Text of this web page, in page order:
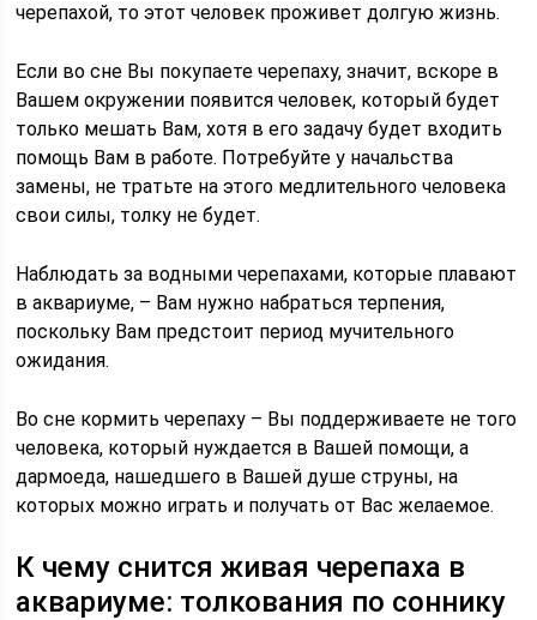
черепахой, то этот человек проживет долгую жизнь.
Если во сне Вы покупаете черепаху, значит, вскоре в
Вашем окружении появится человек, который будет
только мешать Вам, хотя в его задачу будет входить
помощь Вам в работе. Потребуйте у начальства
замены, не тратьте на этого медлительного человека
свои силы, толку не будет.
Наблюдать за водными черепахами, которые плавают
в аквариуме, – Вам нужно набраться терпения,
поскольку Вам предстоит период мучительного
ожидания.
Во сне кормить черепаху – Вы поддерживаете не того
человека, который нуждается в Вашей помощи, а
дармоеда, нашедшего в Вашей душе струны, на
которых можно играть и получать от Вас желаемое.
К чему снится живая черепаха в
аквариуме: толкования по соннику